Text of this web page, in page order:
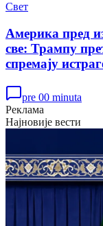
Свет
Америка пред
све: Трампу
спремају
pre 00 minuta
Реклама
Најновије вести